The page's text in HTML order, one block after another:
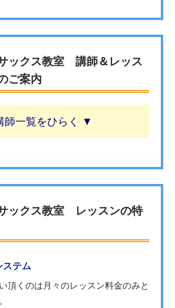
ックス教室 講師＆レッス
ご案内
師一覧
ックス教室 レッスンの特
テム
頂くのは月々のレッスン料金のみと